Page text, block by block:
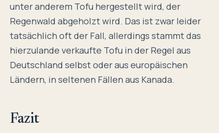
unter anderem Tofu hergestellt wird, der
Regenwald abgeholzt wird. Das ist zwar leider
tatsächlich oft der Fall, allerdings stammt das
hierzulande verkaufte Tofu in der Regel aus
Deutschland selbst oder aus europäischen
Ländern, in seltenen Fällen aus Kanada.
Fazit